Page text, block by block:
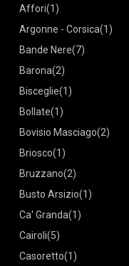
Affori(1)
Argonne - Corsica(1)
Bande Nere(7)
Barona(2)
Bisceglie(1)
Bollate(1)
Bovisio Masciago(2)
Briosco(1)
Bruzzano(2)
Busto Arsizio(1)
Ca' Granda(1)
Cairoli(5)
Casoretto(1)